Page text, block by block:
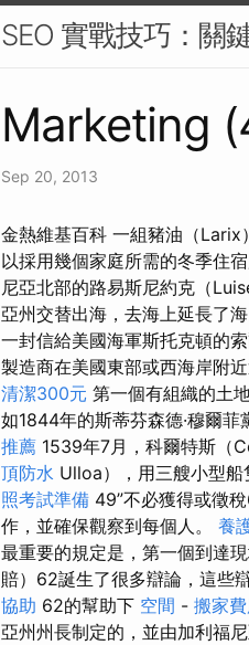
SEO 實戰技巧：關
Marketing
Sep 20, 2013
金熱維基百科 一組豬油（Larix
以採用幾個家庭所需的冬季住
尼亞北部的路易斯尼約克（
亞州交替出海，去海上延長了海
一封信給美國海軍斯托克頓的
製造商在美國東部或西海岸附近
清潔300元 第一個有組織的土
如1844年的斯蒂芬森德·穆爾
推薦 1539年7月，科爾特斯（
頂防水 Ulloa），用三艘小型
照考試準備 49”不必獲得或徵
作，並確保觀察到每個人。 養
最重要的規定是，第一個到達
賠）62誕生了很多辯論，這些
協助 62的幫助下 空間 - 搬家
亞州州長制定的，並由加利福